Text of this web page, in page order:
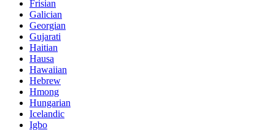
Frisian
Galician
Georgian
Gujarati
Haitian
Hausa
Hawaiian
Hebrew
Hmong
Hungarian
Icelandic
Igbo